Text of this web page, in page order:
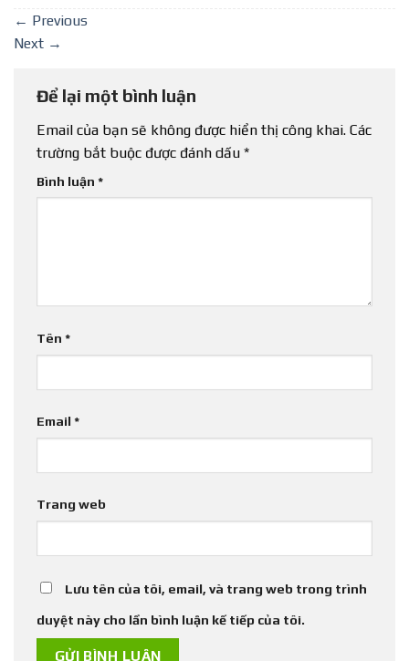
← Previous
Next →
Để lại một bình luận
Email của bạn sẽ không được hiển thị công khai. Các
trường bắt buộc được đánh dấu *
Bình luận *
Tên *
Email *
Trang web
Lưu tên của tôi, email, và trang web trong trình
duyệt này cho lần bình luận kế tiếp của tôi.